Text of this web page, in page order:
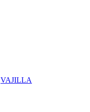
VAJILLA